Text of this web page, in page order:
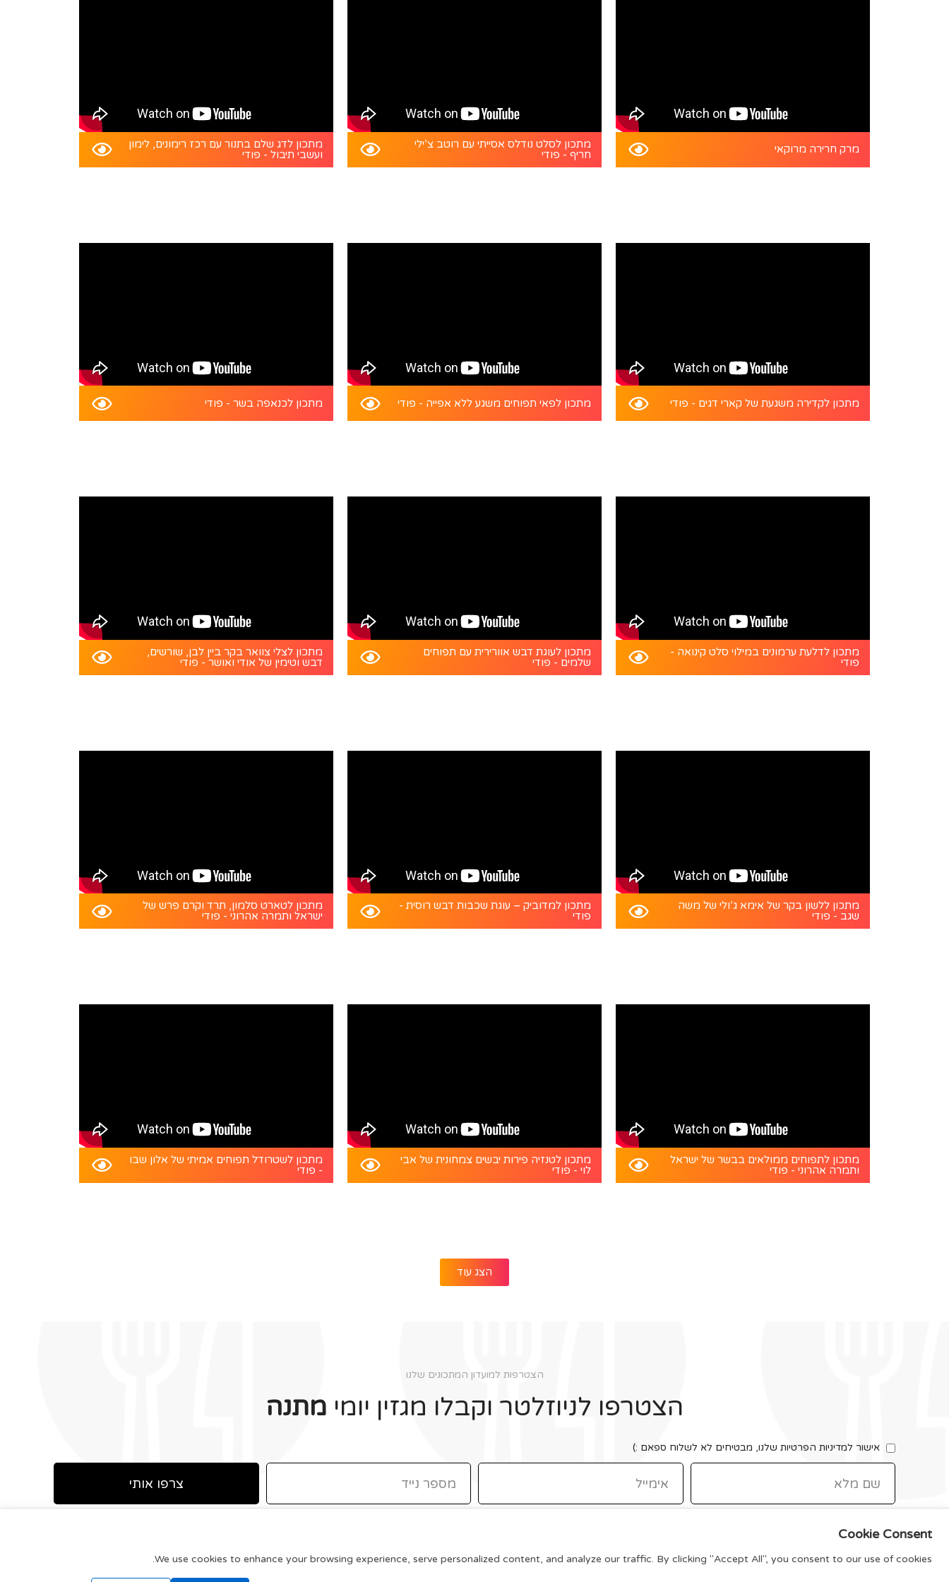
מרק חרירה מרוקאי
מתכון לסלט נודלס אסייתי עם רוטב צ’ילי
חריף - פודי
מתכון לדג שלם בתנור עם רכז רימונים, לימון
ועשבי תיבול - פודי
מתכון לקדירה משגעת של קארי דגים - פודי מתכון לפאי תפוחים משגע ללא אפייה - פודי מתכון לכנאפה בשר - פודי
מתכון לדלעת ערמונים במילוי סלט קינואה -
פודי
מתכון לעוגת דבש אוורירית עם תפוחים
שלמים - פודי
מתכון לצלי צוואר בקר ביין לבן, שורשים,
דבש וטימין של אודי ואושר - פודי
מתכון ללשון בקר של אימא ג’ולי של משה
שגב - פודי
מתכון למדוביק – עוגת שכבות דבש רוסית -
פודי
מתכון לטארט סלמון, תרד וקרם פרש של
ישראל ותמרה אהרוני - פודי
מתכון לתפוחים ממולאים בבשר של ישראל
ותמרה אהרוני - פודי
מתכון לטנזיה פירות יבשים צמחונית של אבי
לוי - פודי
מתכון לשטרודל תפוחים אמיתי של אלון שבו
- פודי
הצג עוד
הצטרפות למועדון המתכונים שלנו
הצטרפו לניוזלטר וקבלו מגזין יומי מתנה
אישור למדיניות הפרטיות שלנו, מבטיחים לא לשלוח ספאם :)
צרפו אותי
שלנו במכשיר שלך.
Cookie Consent
We use cookies to enhance your browsing experience, serve personalized content, and analyze our traffic. By clicking "Accept All", you consent to our use of cookies.